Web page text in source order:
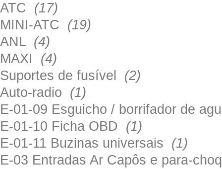
ATC (17)
MINI-ATC (19)
ANL (4)
MAXI (4)
Suportes de fusível (2)
Auto-radio (1)
E-01-09 Esguicho / borrifador de
E-01-10 Ficha OBD (1)
E-01-11 Buzinas universais (1)
E-03 Entradas Ar Capôs e para-